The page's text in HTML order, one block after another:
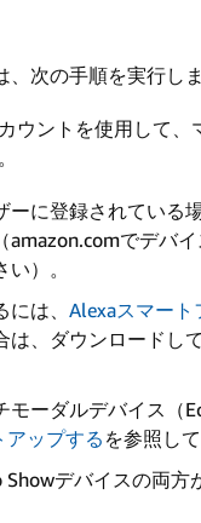
次の手順を実行しま
ウントを使用して
に登録されている
でデバ
）。
は、 Alexaスマート
、ダウンロードし
ーダルデバイス（
アップする を参照し
デバイスの両